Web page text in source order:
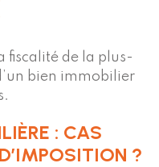
fiscalité de la plus-
bien immobilier
: CAS
?